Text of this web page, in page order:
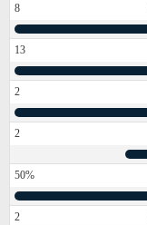
8
13
2
2
50%
2